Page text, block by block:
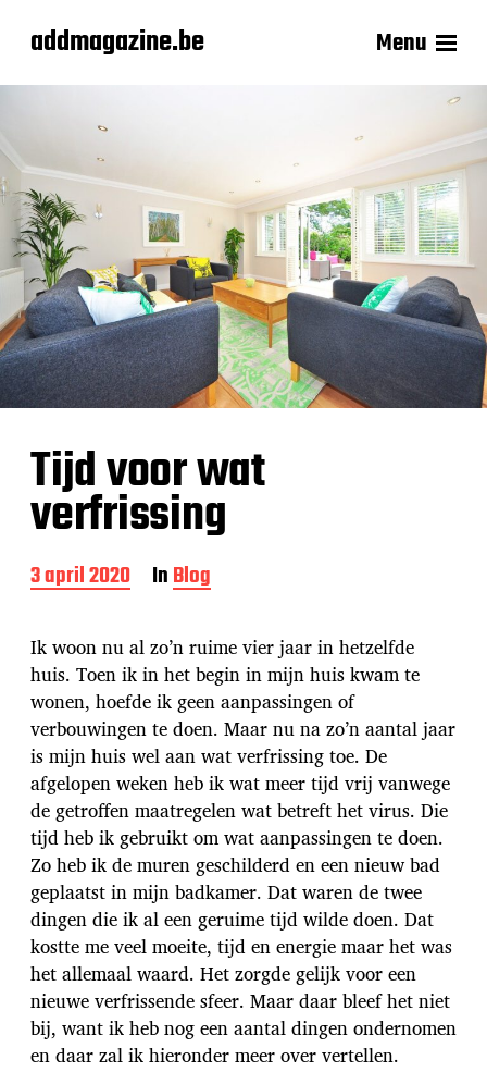
addmagazine.be Menu
Tijd voor wat
verfrissing
B
e
i
c
h
t
d
a
t
u
m
3 april 2020 InBlog
Ik woon nu al zo’n ruime vier jaar in hetzelfde
huis. Toen ik in het begin in mijn huis kwam te
wonen, hoefde ik geen aanpassingen of
verbouwingen te doen. Maar nu na zo’n aantal jaar
is mijn huis wel aan wat verfrissing toe. De
afgelopen weken heb ik wat meer tijd vrij vanwege
de getroffen maatregelen wat betreft het virus. Die
tijd heb ik gebruikt om wat aanpassingen te doen.
Zo heb ik de muren geschilderd en een nieuw bad
geplaatst in mijn badkamer. Dat waren de twee
dingen die ik al een geruime tijd wilde doen. Dat
kostte me veel moeite, tijd en energie maar het was
het allemaal waard. Het zorgde gelijk voor een
nieuwe verfrissende sfeer. Maar daar bleef het niet
bij, want ik heb nog een aantal dingen ondernomen
en daar zal ik hieronder meer over vertellen.